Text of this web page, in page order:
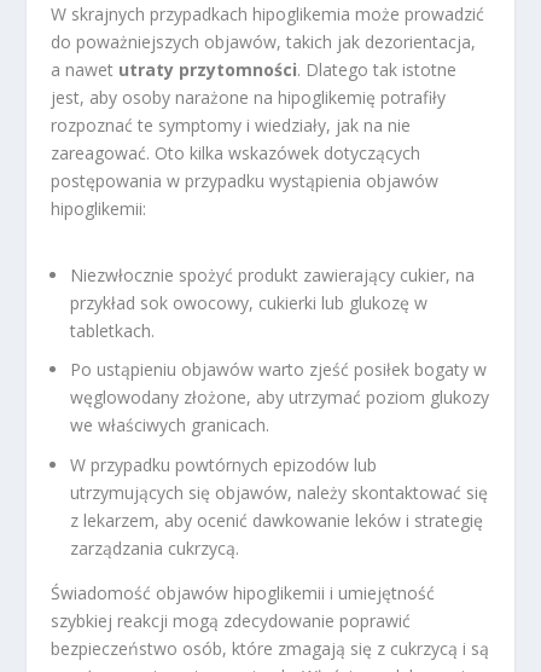
W skrajnych przypadkach hipoglikemia może prowadzić
do poważniejszych objawów, takich jak dezorientacja,
a nawet utraty przytomności. Dlatego tak istotne
jest, aby osoby narażone na hipoglikemię potrafiły
rozpoznać te symptomy i wiedziały, jak na nie
zareagować. Oto kilka wskazówek dotyczących
postępowania w przypadku wystąpienia objawów
hipoglikemii:
Niezwłocznie spożyć produkt zawierający cukier, na
przykład sok owocowy, cukierki lub glukozę w
tabletkach.
Po ustąpieniu objawów warto zjeść posiłek bogaty w
węglowodany złożone, aby utrzymać poziom glukozy
we właściwych granicach.
W przypadku powtórnych epizodów lub
utrzymujących się objawów, należy skontaktować się
z lekarzem, aby ocenić dawkowanie leków i strategię
zarządzania cukrzycą.
Świadomość objawów hipoglikemii i umiejętność
szybkiej reakcji mogą zdecydowanie poprawić
bezpieczeństwo osób, które zmagają się z cukrzycą i są